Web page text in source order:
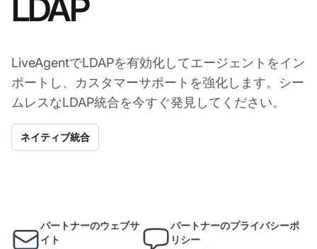
LDAP
LiveAgentでLDAPを有効化してエージェントをイン
ポートし、カスタマーサポートを強化します。シー
ムレスなLDAP統合を今すぐ発見してください。
ネイティブ統合
パートナーのウェブサ
イト
パートナーのプライバシーポ
リシー